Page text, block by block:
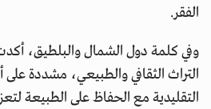
الفقر.
وفي كلمة دول الشمال والبلطيق، أكدت
التراث الثقافي والطبيعي، مشددة على
التقليدية مع الحفاظ على الطبيعة